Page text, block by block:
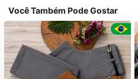
Você Também Pode Gostar